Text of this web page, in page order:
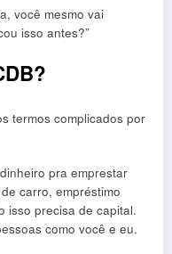
você mesmo vai
isso antes?”
termos complicados por
pra emprestar
carro, empréstimo
isso precisa de capital.
como você e eu.